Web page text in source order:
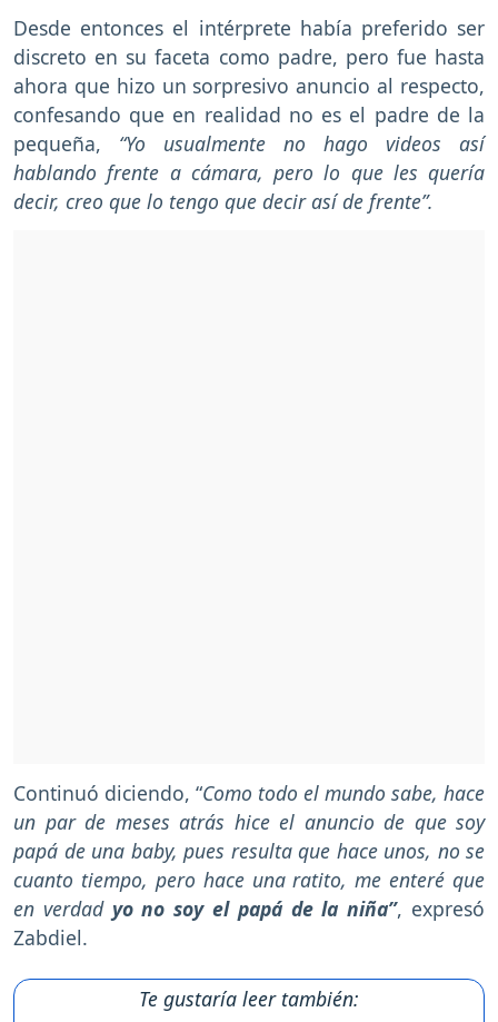
Desde entonces el intérprete había preferido ser
discreto en su faceta como padre, pero fue hasta
ahora que hizo un sorpresivo anuncio al respecto,
confesando que en realidad no es el padre de la
pequeña, “Yo usualmente no hago videos así
hablando frente a cámara, pero lo que les quería
decir, creo que lo tengo que decir así de frente”.
Continuó diciendo, “Como todo el mundo sabe, hace
un par de meses atrás hice el anuncio de que soy
papá de una baby, pues resulta que hace unos, no se
cuanto tiempo, pero hace una ratito, me enteré que
en verdad yo no soy el papá de la niña”, expresó
Zabdiel.
Te gustaría leer también: